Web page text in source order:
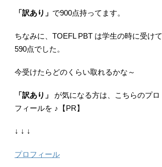
「訳あり」 で900点持ってます。
ちなみに、TOEFL PBT は学生の時に受けて
590点でした。
今受けたらどのくらい取れるかな～
「訳あり」
が気になる方は、こちらのプロ
フィールを ♪【PR】
↓ ↓ ↓
プロフィール